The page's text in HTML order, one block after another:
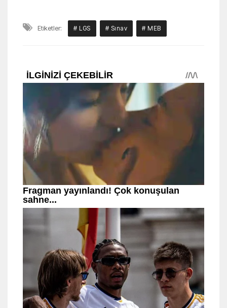
Etiketler: # LGS # Sınav # MEB